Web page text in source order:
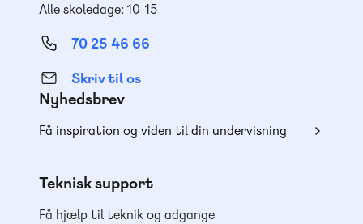
Alle skoledage: 10-15
70 25 46 66
Skriv til os
Nyhedsbrev
Få inspiration og viden til din undervisning
Teknisk support
Få hjælp til teknik og adgange